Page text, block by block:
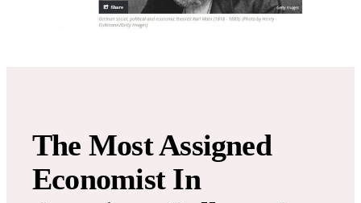
The Most Assigned
Economist In